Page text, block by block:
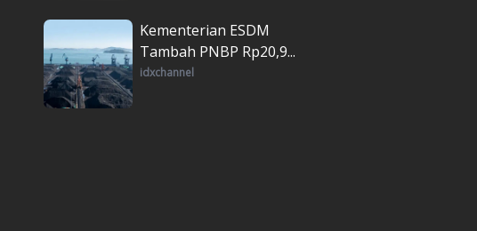
Kementerian ESDM
Tambah PNBP Rp20,9...
idxchannel